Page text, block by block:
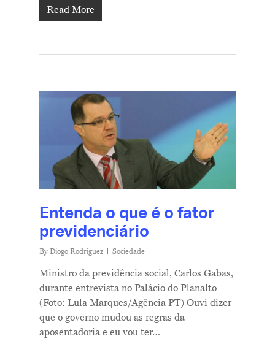
Read More
Entenda o que é o fator
previdenciário
By Diogo Rodriguez Sociedade
Ministro da previdência social, Carlos Gabas,
durante entrevista no Palácio do Planalto
(Foto: Lula Marques/Agência PT) Ouvi dizer
que o governo mudou as regras da
aposentadoria e eu vou ter…